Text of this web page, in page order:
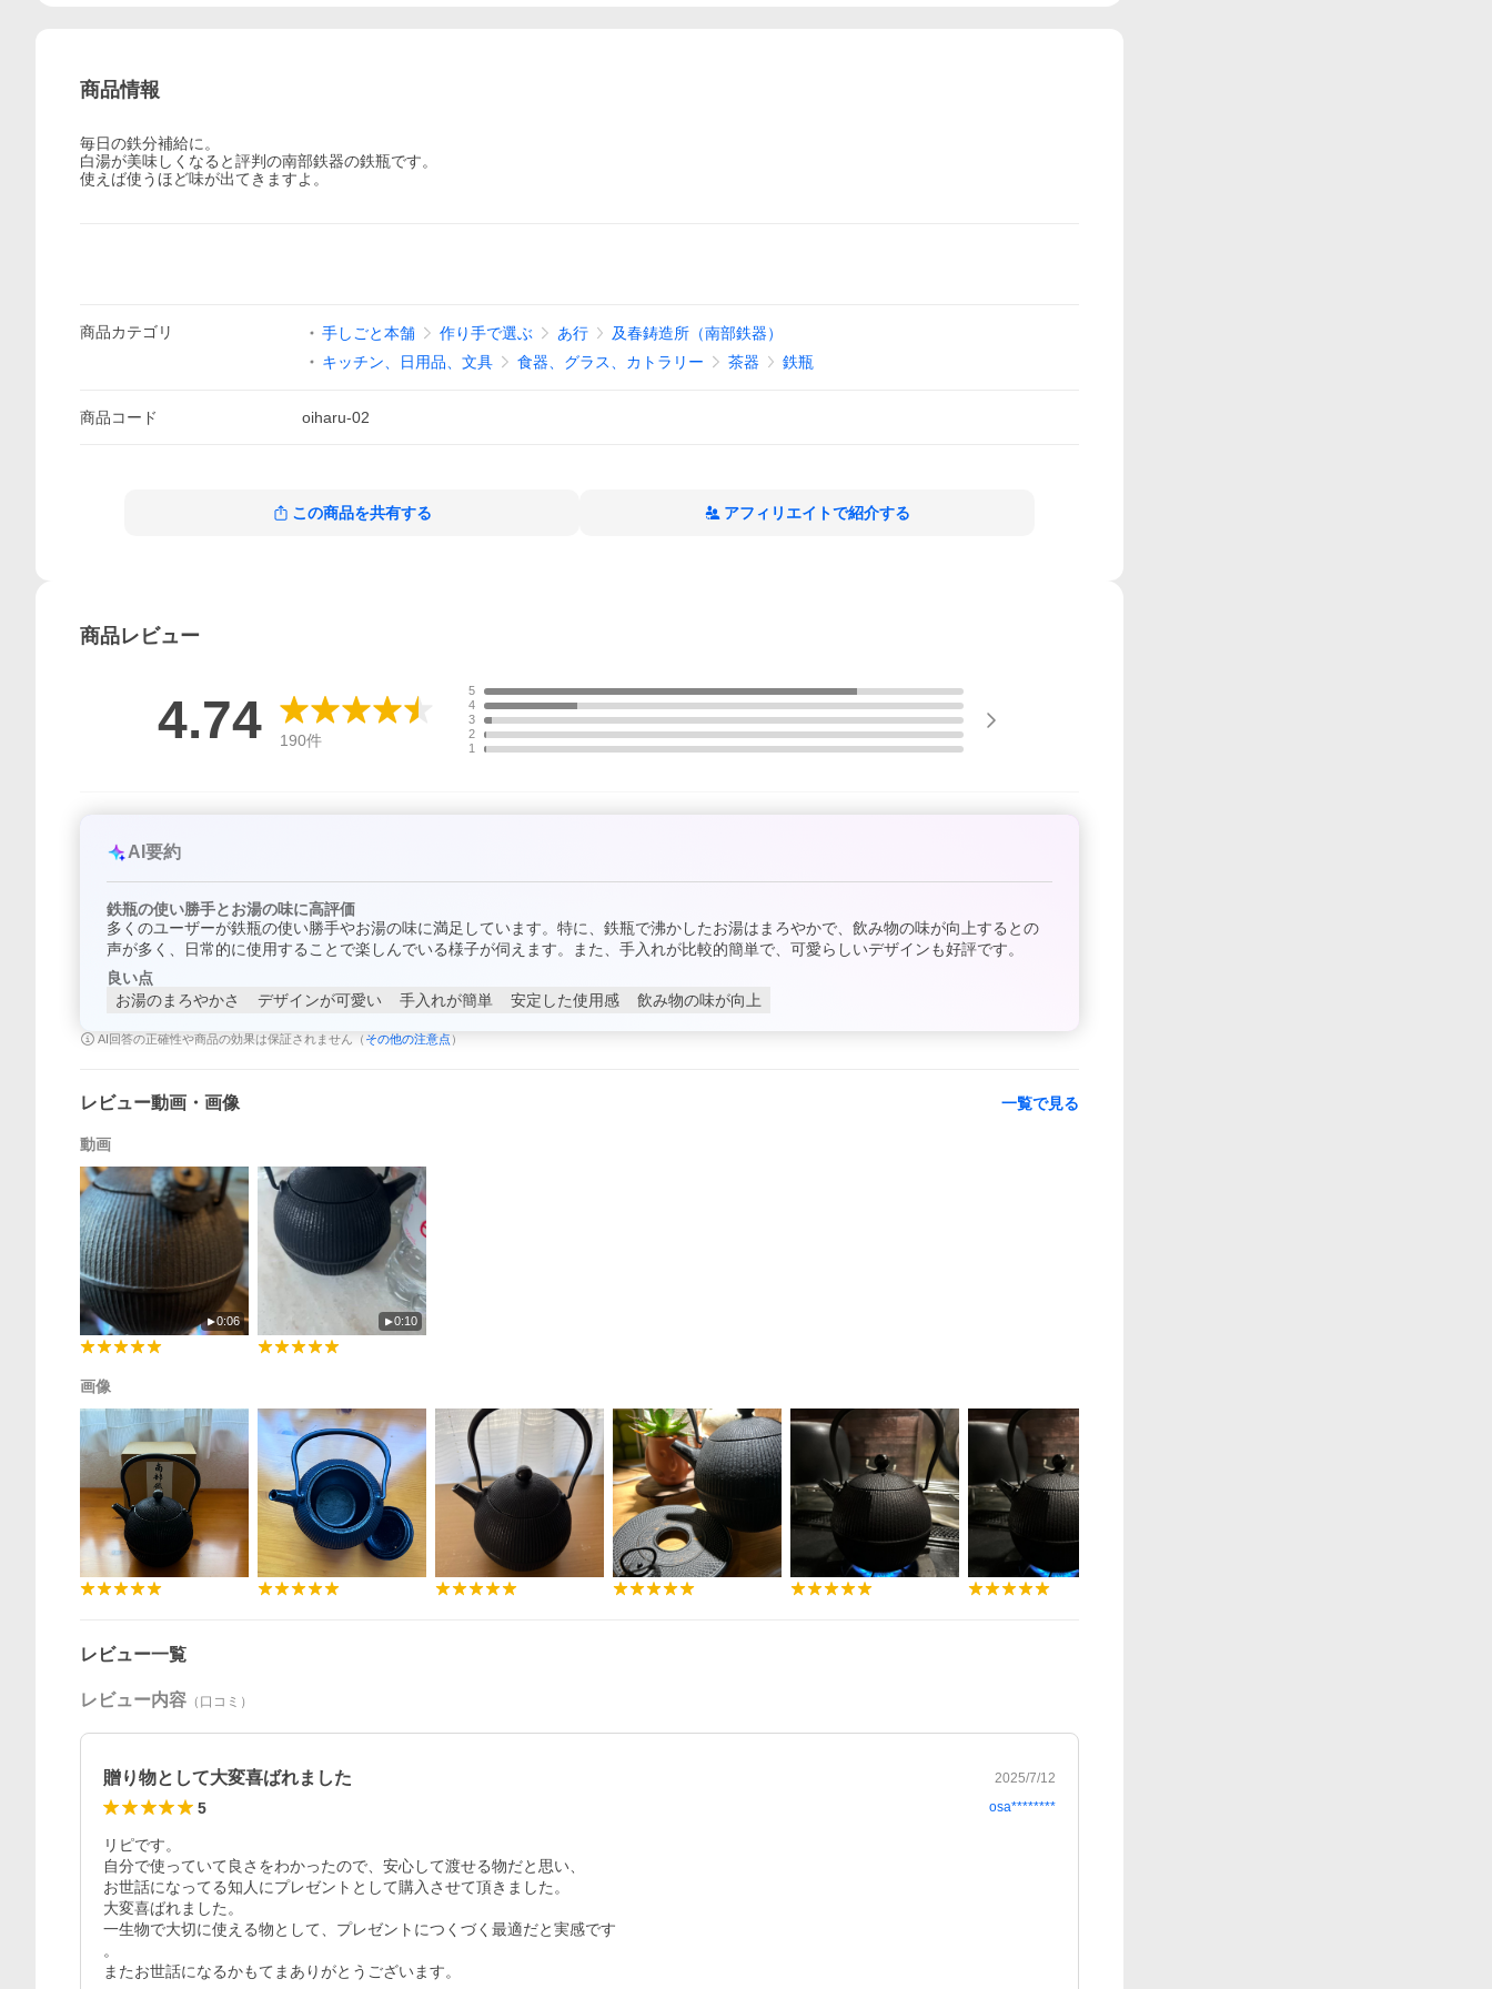
商品情報
毎日の鉄分補給に。
白湯が美味しくなると評判の南部鉄器の鉄瓶です。
使えば使うほど味が出てきますよ。
商品カテゴリ 手しごと本舗 作り手で選ぶ あ行
及春鋳造所（南部鉄器）
キッチン、日用品、文具
食器、グラス、カトラリー 茶器 鉄瓶
商品コード oiharu-02
この商品を共有する アフィリエイトで紹介する
商品レビュー
4.74 190件
5
4
3
2
1
AI要約
鉄瓶の使い勝手とお湯の味に高評価
多くのユーザーが鉄瓶の使い勝手やお湯の味に満足しています。特に、鉄瓶で沸かしたお湯はまろやかで、飲み物の味が向上するとの
声が多く、日常的に使用することで楽しんでいる様子が伺えます。また、手入れが比較的簡単で、可愛らしいデザインも好評です。
良い点
お湯のまろやかさ
デザインが可愛い 手入れが簡単 安定した使用感 飲み物の味が向上
AI回答の正確性や商品の効果は保証されません（ その他の注意点 ）
レビュー動画・画像 一覧で見る
動画
0:06 0:10
画像
レビュー一覧
レビュー内容 （口コミ）
贈り物として大変喜ばれました 2025/7/12
5 osa********
リピです。
自分で使っていて良さをわかったので、安心して渡せる物だと思い、
お世話になってる知人にプレゼントとして購入させて頂きました。
大変喜ばれました。
一生物で大切に使える物として、プレゼントにつくづく最適だと実感です
。
またお世話になるかもてまありがとうございます。